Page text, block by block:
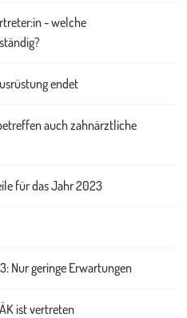
- welche
endet
auch zahnärztliche
für das Jahr 2023
Nur geringe Erwartungen
ist vertreten